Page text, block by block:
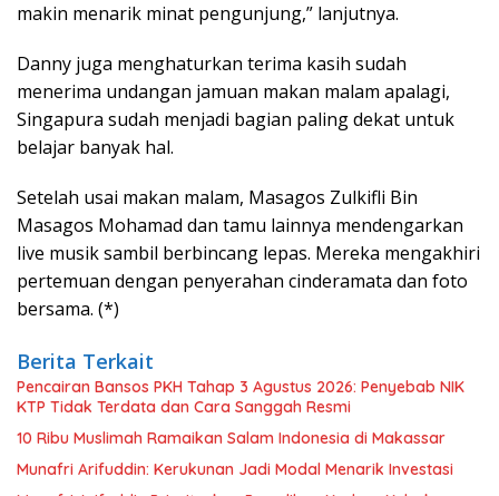
makin menarik minat pengunjung,” lanjutnya.
Danny juga menghaturkan terima kasih sudah
menerima undangan jamuan makan malam apalagi,
Singapura sudah menjadi bagian paling dekat untuk
belajar banyak hal.
Setelah usai makan malam, Masagos Zulkifli Bin
Masagos Mohamad dan tamu lainnya mendengarkan
live musik sambil berbincang lepas. Mereka mengakhiri
pertemuan dengan penyerahan cinderamata dan foto
bersama. (*)
Berita Terkait
Pencairan Bansos PKH Tahap 3 Agustus 2026: Penyebab NIK
KTP Tidak Terdata dan Cara Sanggah Resmi
10 Ribu Muslimah Ramaikan Salam Indonesia di Makassar
Munafri Arifuddin: Kerukunan Jadi Modal Menarik Investasi